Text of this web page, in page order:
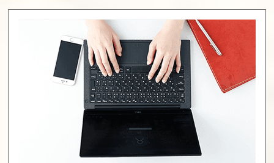
アンジェリーク
ルトゥール トレ
ジャーBOX
UNDERTALE
買取価格
630
ダライアスバー
スト クロニクル
セイバーズ LIMI
TED EDITION
買取価格
ダンジョントラ
ベラーズ2 王立
愛 通常版
金色のコルダ2 ff